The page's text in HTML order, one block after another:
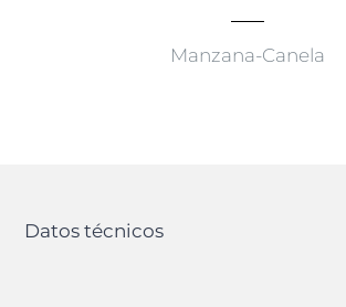
Manzana-Canela
Datos técnicos